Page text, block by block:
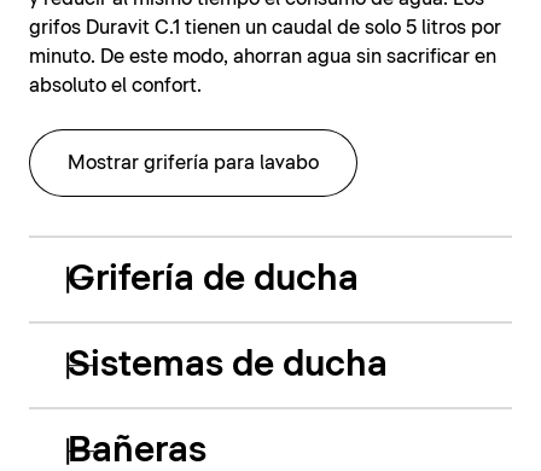
grifos Duravit C.1 tienen un caudal de solo 5 litros por
minuto. De este modo, ahorran agua sin sacrificar en
absoluto el confort.
Mostrar grifería para lavabo
Grifería de ducha
Sistemas de ducha
Bañeras